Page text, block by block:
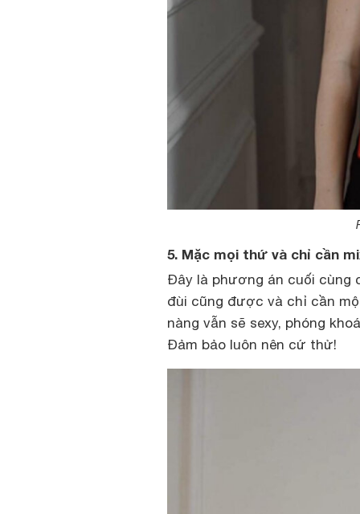
5. Mặc mọi thứ và chỉ cần
Đây là phương án cuối cùng
đùi cũng được và chỉ cần
nàng vẫn sẽ sexy, phóng
Đảm bảo luôn nên cứ thử!